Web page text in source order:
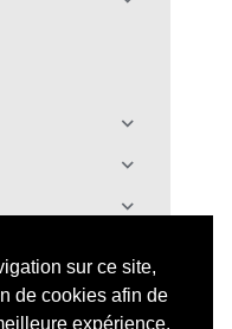
sur ce site,
de cookies afin de
expérience.